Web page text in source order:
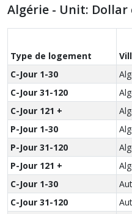
Algérie - Unit: Dollar
Type de logement
C-Jour 1-30
C-Jour 31-120
C-Jour 121 +
P-Jour 1-30
P-Jour 31-120
P-Jour 121 +
C-Jour 1-30
C-Jour 31-120